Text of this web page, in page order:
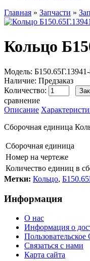
Главная » Запчасти »
Кольцо
Модель:
Наличие: Предзаказ
Количество:
сравнение
Описание
Сборочная единица
Сборочная единица
Номер на чертеже
Количество единиц в
Метки: Кольцо,
Информация
О нас
Информация о
Связаться с нами
Карта сайта